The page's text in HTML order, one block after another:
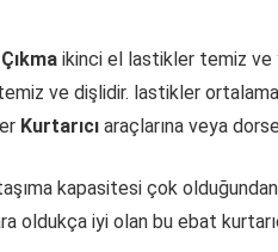
ikinci el lastikler temiz ve
ve dişlidir. lastikler
Kurtarıcı araçlarına veya
kapasitesi çok
oldukça iyi olan bu ebat